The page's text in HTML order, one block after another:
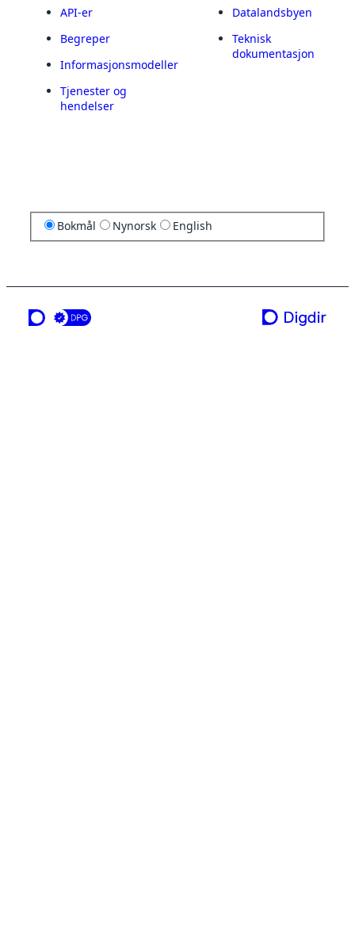
API-er
Begreper
Informasjonsmodeller
Tjenester og
hendelser
Datalandsbyen
Teknisk
dokumentasjon
Bokmål Nynorsk English